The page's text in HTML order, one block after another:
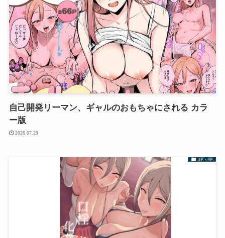
自己開発リーマン、ギャルのおもちゃにされる カラ
ー版
2026.07.29
3P・4P